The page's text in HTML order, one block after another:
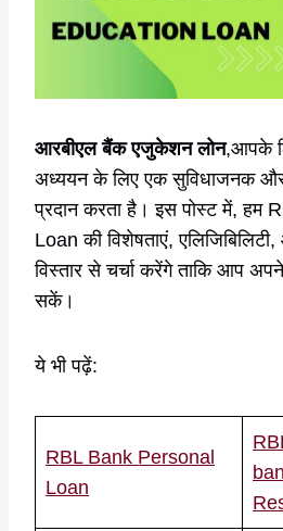
आरबीएल बैंक एजुकेशन लोन,आपके
अध्ययन के लिए एक सुविधाजनक
प्रदान करता है। इस पोस्ट में, हम
Loan की विशेषताएं,
विस्तार से चर्चा करेंगे ताकि आप
सकें।
ये भी पढ़ें:
RBL Bank Personal
Loan